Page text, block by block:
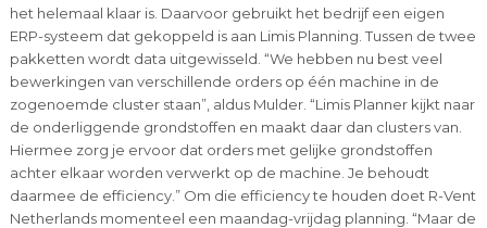
het helemaal klaar is. Daarvoor gebruikt het bedrijf een eigen
ERP-systeem dat gekoppeld is aan Limis Planning. Tussen de twee
pakketten wordt data uitgewisseld. “We hebben nu best veel
bewerkingen van verschillende orders op één machine in de
zogenoemde cluster staan”, aldus Mulder. “Limis Planner kijkt naar
de onderliggende grondstoffen en maakt daar dan clusters van.
Hiermee zorg je ervoor dat orders met gelijke grondstoffen
achter elkaar worden verwerkt op de machine. Je behoudt
daarmee de efficiency.” Om die efficiency te houden doet R-Vent
Netherlands momenteel een maandag-vrijdag planning. “Maar de